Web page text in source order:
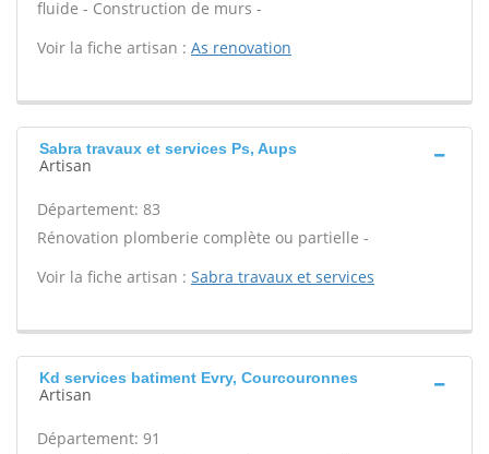
fluide - Construction de murs -
Voir la fiche artisan : As renovation
Sabra travaux et services Ps, Aups
Artisan
Département: 83
Rénovation plomberie complète ou partielle -
Voir la fiche artisan : Sabra travaux et services
Kd services batiment Evry, Courcouronnes
Artisan
Département: 91